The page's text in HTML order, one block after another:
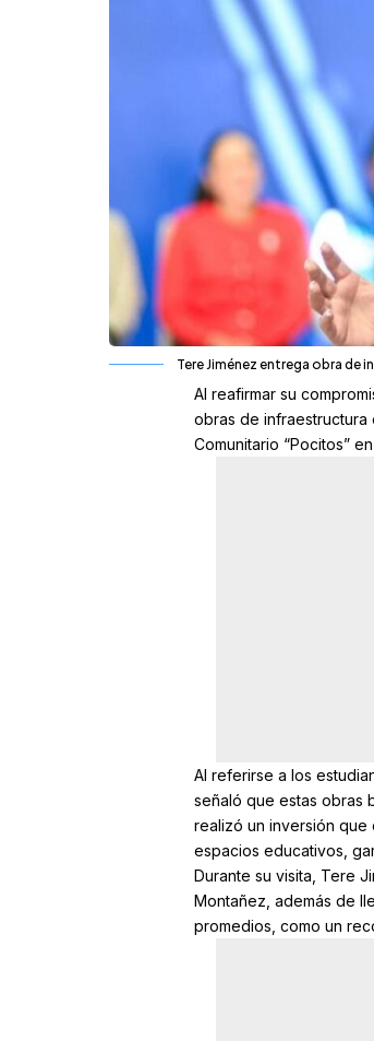
Tere Jiménez entrega obra de
Al reafirmar su
obras de infraestructura
Comunitario “Pocitos”
Al referirse a los
señaló que estas obras
realizó un inversión que
espacios educativos,
Durante su visita, Tere
Montañez, además de
promedios, como un